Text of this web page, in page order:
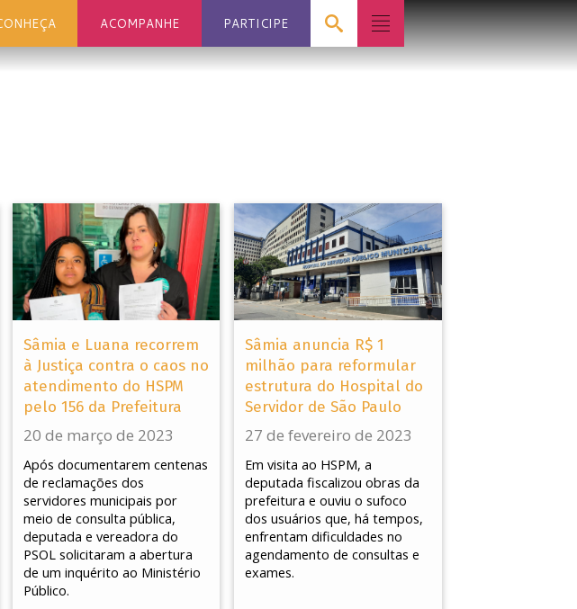
ACOMPANHE PARTICIPE
Sâmia e Luana recorrem
à Justiça contra o caos no
atendimento do HSPM
pelo 156 da Prefeitura
20 de março de 2023
Após documentarem centenas
de reclamações dos
servidores municipais por
meio de consulta pública,
deputada e vereadora do
PSOL solicitaram a abertura
de um inquérito ao Ministério
Público.
Sâmia anuncia R$ 1
milhão para reformular
estrutura do Hospital do
Servidor de São Paulo
27 de fevereiro de 2023
Em visita ao HSPM, a
deputada fiscalizou obras da
prefeitura e ouviu o sufoco
dos usuários que, há tempos,
enfrentam dificuldades no
agendamento de consultas e
exames.